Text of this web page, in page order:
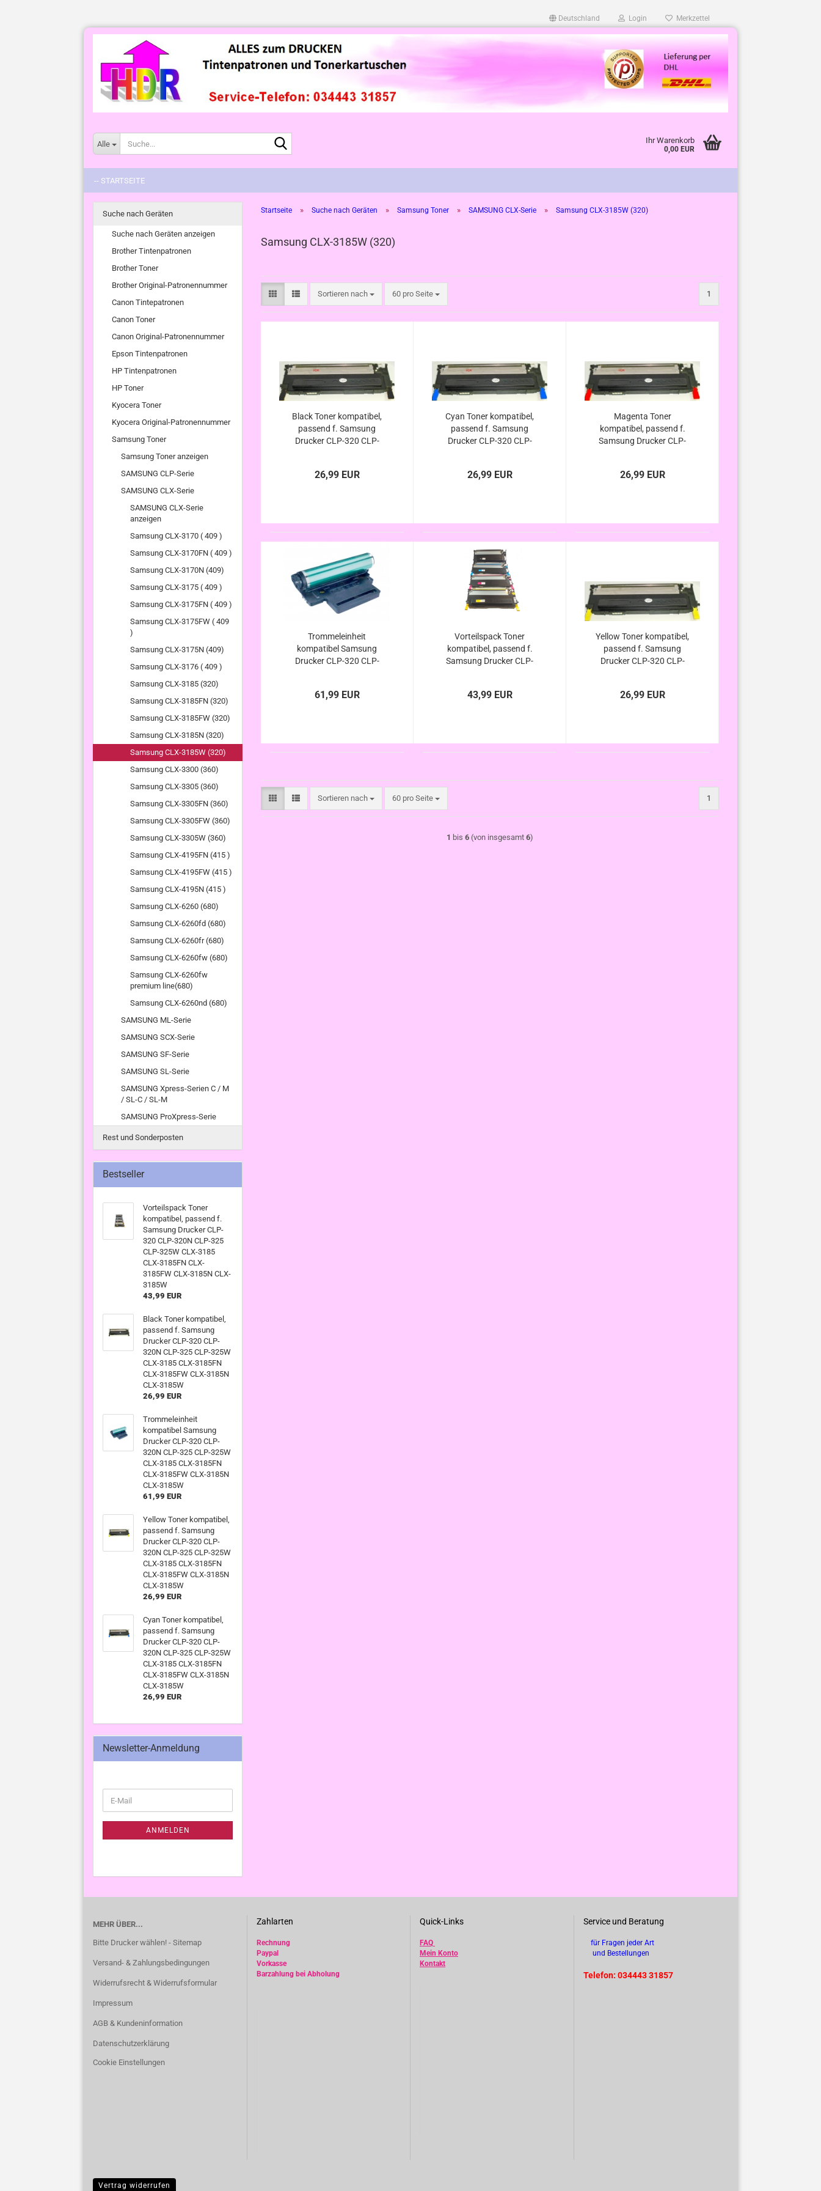
Deutschland Login Merkzettel
Alle Ihr Warenkorb
0,00 EUR
-- STARTSEITE
Startseite » Suche nach Geräten » Samsung Toner » SAMSUNG CLX-Serie » Samsung CLX-3185W (320)
Samsung CLX-3185W (320)
Sortieren nach
Sortieren nach 60 pro Seite
pro Seite 1
Black Toner kompatibel,
passend f. Samsung
Drucker CLP-320 CLP-
3185FN CLX-3185FW
26,99 EUR
Cyan Toner kompatibel,
passend f. Samsung
Drucker CLP-320 CLP-
3185FN CLX-3185FW
26,99 EUR
Magenta Toner
kompatibel, passend f.
Samsung Drucker CLP-
CLX-3185FN CLX-
26,99 EUR
Trommeleinheit
kompatibel Samsung
Drucker CLP-320 CLP-
3185FN CLX-3185FW
61,99 EUR
Vorteilspack Toner
kompatibel, passend f.
Samsung Drucker CLP-
CLX-3185FN CLX-
43,99 EUR
Yellow Toner kompatibel,
passend f. Samsung
Drucker CLP-320 CLP-
3185FN CLX-3185FW
26,99 EUR
Sortieren nach
Sortieren nach 60 pro Seite
pro Seite 1
1 bis 6 (von insgesamt 6)
Suche nach Geräten
Suche nach Geräten anzeigen
Brother Tintenpatronen
Brother Toner
Brother Original-Patronennummer
Canon Tintepatronen
Canon Toner
Canon Original-Patronennummer
Epson Tintenpatronen
HP Tintenpatronen
HP Toner
Kyocera Toner
Kyocera Original-Patronennummer
Samsung Toner
Samsung Toner anzeigen
SAMSUNG CLP-Serie
SAMSUNG CLX-Serie
SAMSUNG CLX-Serie
anzeigen
Samsung CLX-3170 ( 409 )
Samsung CLX-3170FN ( 409 )
Samsung CLX-3170N (409)
Samsung CLX-3175 ( 409 )
Samsung CLX-3175FN ( 409 )
Samsung CLX-3175FW ( 409
)
Samsung CLX-3175N (409)
Samsung CLX-3176 ( 409 )
Samsung CLX-3185 (320)
Samsung CLX-3185FN (320)
Samsung CLX-3185FW (320)
Samsung CLX-3185N (320)
Samsung CLX-3185W (320)
Samsung CLX-3300 (360)
Samsung CLX-3305 (360)
Samsung CLX-3305FN (360)
Samsung CLX-3305FW (360)
Samsung CLX-3305W (360)
Samsung CLX-4195FN (415 )
Samsung CLX-4195FW (415 )
Samsung CLX-4195N (415 )
Samsung CLX-6260 (680)
Samsung CLX-6260fd (680)
Samsung CLX-6260fr (680)
Samsung CLX-6260fw (680)
Samsung CLX-6260fw
premium line(680)
Samsung CLX-6260nd (680)
SAMSUNG ML-Serie
SAMSUNG SCX-Serie
SAMSUNG SF-Serie
SAMSUNG SL-Serie
SAMSUNG Xpress-Serien C / M
/ SL-C / SL-M
SAMSUNG ProXpress-Serie
Rest und Sonderposten
Bestseller
Vorteilspack Toner
kompatibel, passend f.
Samsung Drucker CLP-
320 CLP-320N CLP-325
CLP-325W CLX-3185
CLX-3185FN CLX-
3185FW CLX-3185N CLX-
3185W
43,99 EUR
Black Toner kompatibel,
passend f. Samsung
Drucker CLP-320 CLP-
320N CLP-325 CLP-325W
CLX-3185 CLX-3185FN
CLX-3185FW CLX-3185N
CLX-3185W
26,99 EUR
Trommeleinheit
kompatibel Samsung
Drucker CLP-320 CLP-
320N CLP-325 CLP-325W
CLX-3185 CLX-3185FN
CLX-3185FW CLX-3185N
CLX-3185W
61,99 EUR
Yellow Toner kompatibel,
passend f. Samsung
Drucker CLP-320 CLP-
320N CLP-325 CLP-325W
CLX-3185 CLX-3185FN
CLX-3185FW CLX-3185N
CLX-3185W
26,99 EUR
Cyan Toner kompatibel,
passend f. Samsung
Drucker CLP-320 CLP-
320N CLP-325 CLP-325W
CLX-3185 CLX-3185FN
CLX-3185FW CLX-3185N
CLX-3185W
26,99 EUR
Newsletter-Anmeldung
ZUR
ANMELDUNG
E-
Mail
ANMELDEN
MEHR ÜBER...
Bitte Drucker wählen! - Sitemap
Versand- & Zahlungsbedingungen
Widerrufsrecht & Widerrufsformular
Impressum
AGB & Kundeninformation
Datenschutzerklärung
Cookie Einstellungen
Zahlarten
Rechnung
Paypal
Vorkasse
Barzahlung bei Abholung
Quick-Links
FAQ
Mein Konto
Kontakt
Service und Beratung
für Fragen jeder Art
und Bestellungen
Telefon: 034443 31857
Vertrag widerrufen